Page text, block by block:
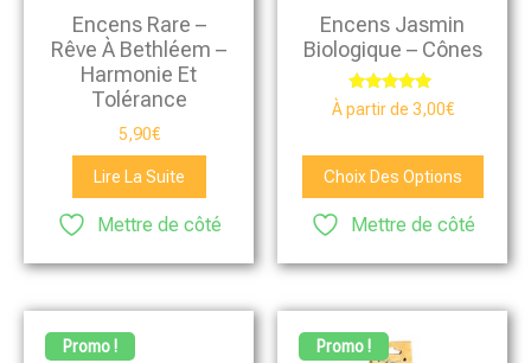
Encens Rare –
Rêve À Bethléem –
Harmonie Et
Tolérance
5,90€
Lire La Suite
Mettre de côté
Encens Jasmin
Biologique – Cônes
Note
5.00
À partir de 3,00€
Choix Des Options
Mettre de côté
Promo ! Promo !